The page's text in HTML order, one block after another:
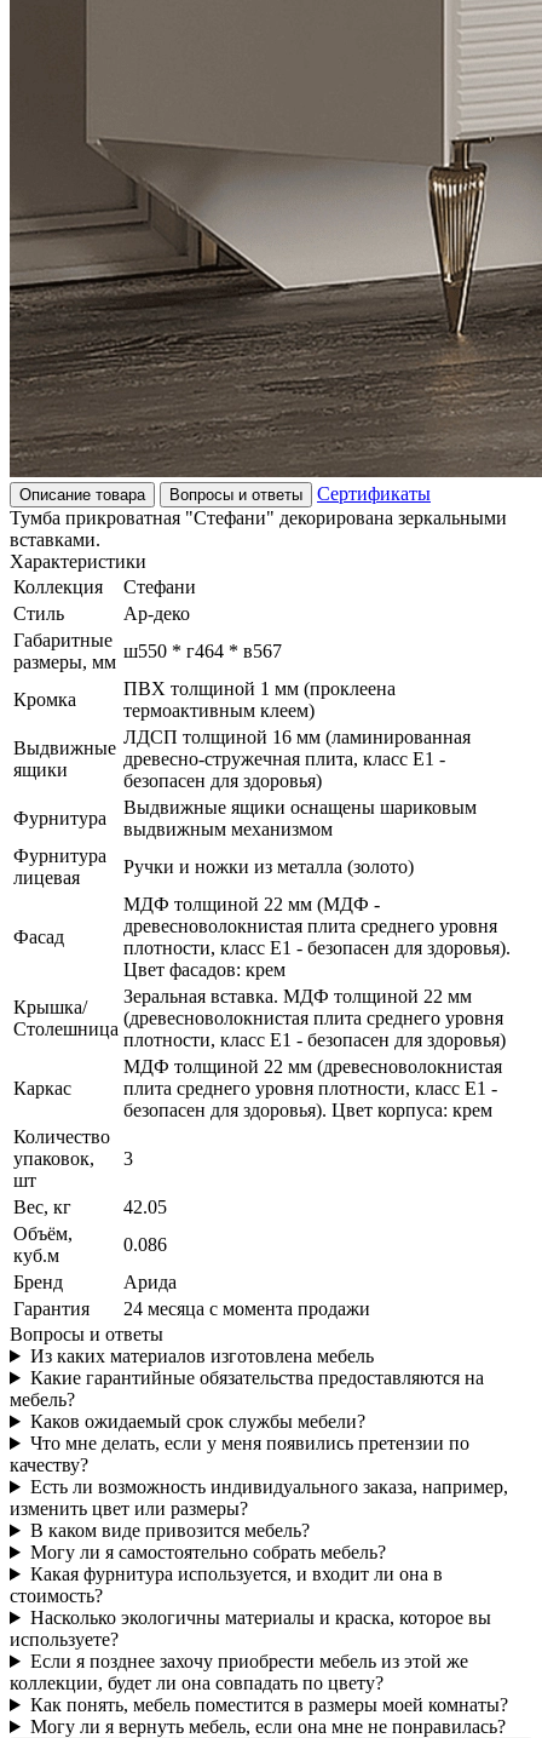
Описание товара Вопросы и ответы
Сертификаты
Тумба прикроватная "Стефани" декорирована зеркальными
вставками.
Характеристики
Коллекция
Стефани
Стиль
Ар-деко
Габаритные
размеры, мм
ш550 * г464 * в567
Кромка
ПВХ толщиной 1 мм (проклеена
термоактивным клеем)
Выдвижные
ящики
ЛДСП толщиной 16 мм (ламинированная
древесно-стружечная плита, класс E1 -
безопасен для здоровья)
Фурнитура
Выдвижные ящики оснащены шариковым
выдвижным механизмом
Фурнитура
лицевая
Ручки и ножки из металла (золото)
Фасад
МДФ толщиной 22 мм (МДФ -
древесноволокнистая плита среднего уровня
плотности, класс E1 - безопасен для здоровья).
Цвет фасадов: крем
Крышка/
Столешница
Зеральная вставка. МДФ толщиной 22 мм
(древесноволокнистая плита среднего уровня
плотности, класс E1 - безопасен для здоровья)
Каркас
МДФ толщиной 22 мм (древесноволокнистая
плита среднего уровня плотности, класс E1 -
безопасен для здоровья). Цвет корпуса: крем
Количество
упаковок,
шт
3
Вес, кг
42.05
Объём,
куб.м
0.086
Бренд
Арида
Гарантия
24 месяца с момента продажи
Вопросы и ответы
Из каких материалов изготовлена мебель
Какие гарантийные обязательства предоставляются на
мебель?
Каков ожидаемый срок службы мебели?
Что мне делать, если у меня появились претензии по
качеству?
Есть ли возможность индивидуального заказа, например,
изменить цвет или размеры?
В каком виде привозится мебель?
Могу ли я самостоятельно собрать мебель?
Какая фурнитура используется, и входит ли она в
стоимость?
Насколько экологичны материалы и краска, которое вы
используете?
Если я позднее захочу приобрести мебель из этой же
коллекции, будет ли она совпадать по цвету?
Как понять, мебель поместится в размеры моей комнаты?
Могу ли я вернуть мебель, если она мне не понравилась?